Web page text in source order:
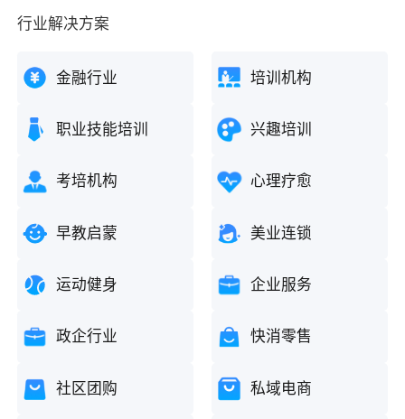
行业解决方案
金融行业 培训机构
职业技能培训 兴趣培训
考培机构 心理疗愈
早教启蒙 美业连锁
运动健身 企业服务
政企行业 快消零售
社区团购 私域电商